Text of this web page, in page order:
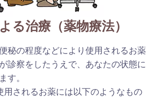
る治療（薬物療法）
秘の程度などにより使用されるお薬
診察をしたうえで、あなたの状態に
す。
用されるお薬には以下のようなもの